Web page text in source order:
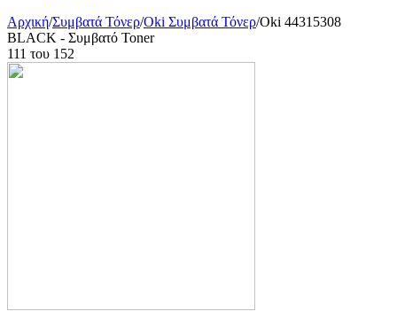
Αρχική/Συμβατά Τόνερ/Oki Συμβατά Τόνερ/Oki 44315308
BLACK - Συμβατό Toner
111 του 152